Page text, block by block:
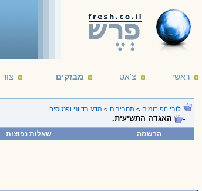
ראשי צ'אט מבזקים
too intelligent to come here. --- Arthur C. Clarke16/12/
לובי הפורומים > תחביבים > מדע בדיוני ופנטסיה
האגדה התשיעית.
הרשמה שאלות נפוצות